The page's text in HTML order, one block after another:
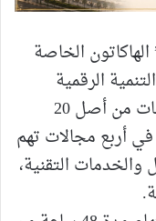
الخاصة
الرقمية
وجمعية الوئام، بتتويج أربع مجموعات من أصل 20
أربع مجالات تهم
والخدمات التقنية،